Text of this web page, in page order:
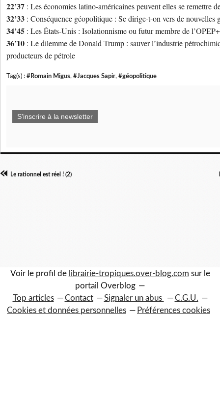
22’37 : Les économies latino-américaines peuvent elles se remettre
32’33 : Conséquence géopolitique : Se dirige-t-on vers de nouvelles
34’45 : Les États-Unis : Isolationnisme ou futur membre de
36’10 : Le dilemme de Donald Trump : sauver l’industrie
producteurs de pétrole
Tag(s) : #Romain Migus, #Jacques Sapir, #géopolitique
S'inscrire à la newsletter
Le rationnel est réel ! (2)
Voir le profil de librairie-tropiques.over-blog.com sur le
portail Overblog
Top articles
Contact Signaler un abus
C.G.U.
Cookies et données personnelles
Préférences cookies